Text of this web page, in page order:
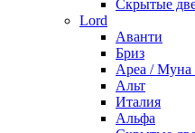
Скрытые
Lord
Аванти
Бриз
Ареа / Муна
Альт
Италия
Альфа